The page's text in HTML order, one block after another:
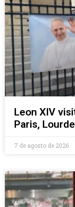
Leon XIV
Paris,
7 de agosto de 2026